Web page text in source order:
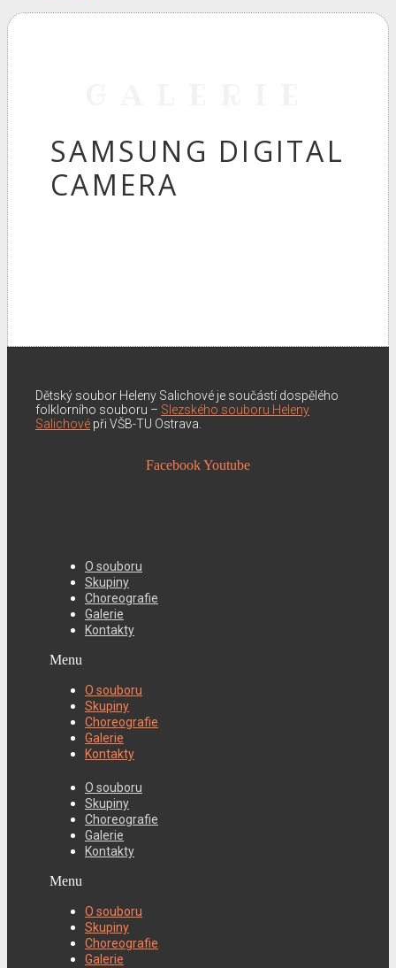
SAMSUNG DIGITAL
CAMERA
Dětský soubor Heleny Salichové je součástí dospělého
folklorního souboru – Slezského souboru Heleny
Salichové při VŠB-TU Ostrava.
FacebookYoutube
O souboru
Skupiny
Choreografie
Galerie
Kontakty
Menu
O souboru
Skupiny
Choreografie
Galerie
Kontakty
O souboru
Skupiny
Choreografie
Galerie
Kontakty
Menu
O souboru
Skupiny
Choreografie
Galerie